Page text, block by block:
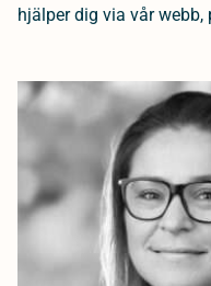
hjälper dig via vår